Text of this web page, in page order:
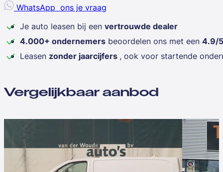
WhatsApp ons je vraag
Je auto leasen bij een vertrouwde dealer
4.000+ ondernemers beoordelen ons met een 4.9/5
Leasen zonder jaarcijfers , ook voor startende
Vergelijkbaar aanbod